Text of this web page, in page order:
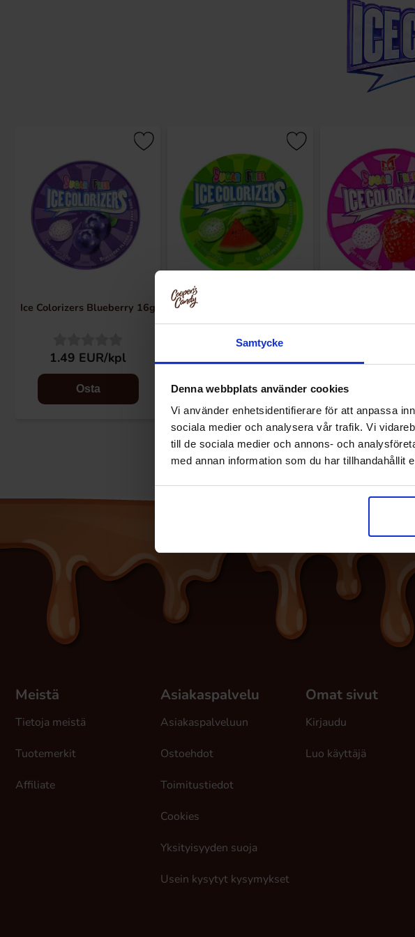
Samtycke
Denna webbplats använder cookies
Vi använder enhetsidentifierare för att anpassa
sociala medier och analysera vår trafik. Vi
till de sociala medier och annons- och
med annan information som du har tillhandahållit
Ice Colorizers Blueberry 16g
1.49 EUR/kpl
Osta
Ice Colorizers Watermelon
16g
1.49 EUR/kpl
Osta
1.49 EUR/
Meistä
Tietoja meistä
Tuotemerkit
Affiliate
Asiakaspalvelu
Asiakaspalveluun
Ostoehdot
Toimitustiedot
Cookies
Yksityisyyden suoja
Usein kysytyt kysymykset
Omat sivut
Kirjaudu
Luo käyttäjä